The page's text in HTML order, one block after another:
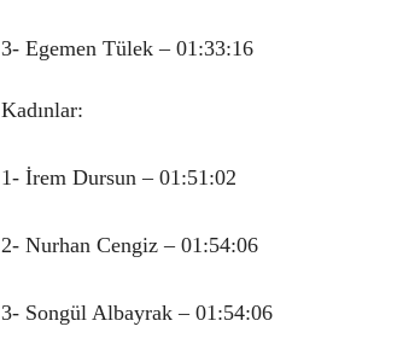
3- Egemen Tülek – 01:33:16
Kadınlar:
1- İrem Dursun – 01:51:02
2- Nurhan Cengiz – 01:54:06
3- Songül Albayrak – 01:54:06